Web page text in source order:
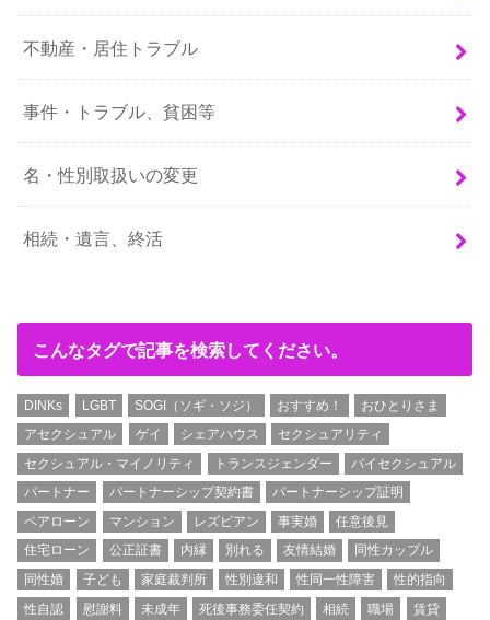
不動産・居住トラブル
事件・トラブル、貧困等
名・性別取扱いの変更
相続・遺言、終活
こんなタグで記事を検索してください。
DINKs LGBT SOGI（ソギ・ソジ） おすすめ！
おひとりさま
アセクシュアル
ゲイ シェアハウス
セクシュアリティ
セクシュアル・マイノリティ
トランスジェンダー
バイセクシュアル
パートナー
パートナーシップ契約書
パートナーシップ証明
ペアローン
マンション レズビアン 事実婚
任意後見
住宅ローン
公正証書 内縁 別れる 友情結婚
同性カップル
同性婚
子ども 家庭裁判所 性別違和 性同一性障害
性的指向
性自認
慰謝料 未成年 死後事務委任契約 相続 職場 賃貸